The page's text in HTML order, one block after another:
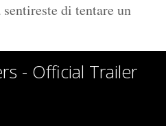
di tentare un
- Official Trailer